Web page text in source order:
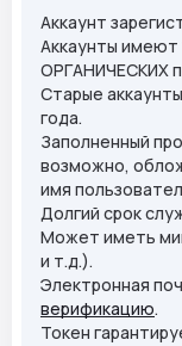
Аккаунт
Аккаунты имеют
ОРГАНИЧЕСКИХ
Старые
года.
Заполненный
возможно,
имя
Долгий срок
Может иметь
и т.д.).
Электронная
верификацию.
Токен